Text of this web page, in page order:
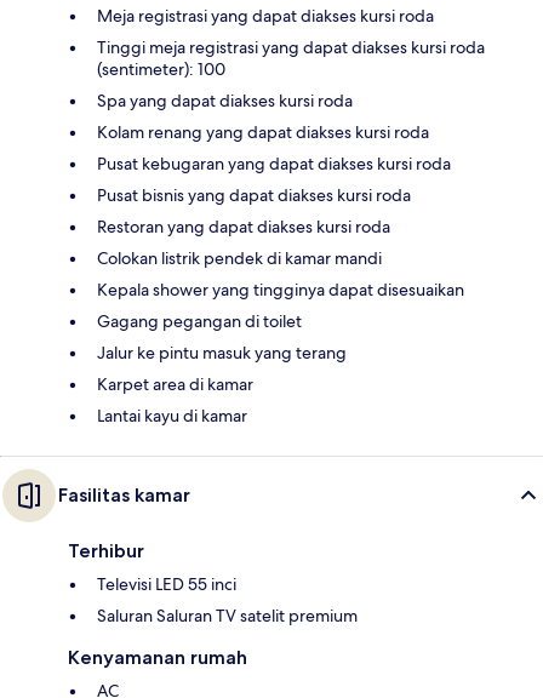
Meja registrasi yang dapat diakses kursi roda
Tinggi meja registrasi yang dapat diakses kursi roda
(sentimeter): 100
Spa yang dapat diakses kursi roda
Kolam renang yang dapat diakses kursi roda
Pusat kebugaran yang dapat diakses kursi roda
Pusat bisnis yang dapat diakses kursi roda
Restoran yang dapat diakses kursi roda
Colokan listrik pendek di kamar mandi
Kepala shower yang tingginya dapat disesuaikan
Gagang pegangan di toilet
Jalur ke pintu masuk yang terang
Karpet area di kamar
Lantai kayu di kamar
Fasilitas kamar
Terhibur
Televisi LED 55 inci
Saluran Saluran TV satelit premium
Kenyamanan rumah
AC